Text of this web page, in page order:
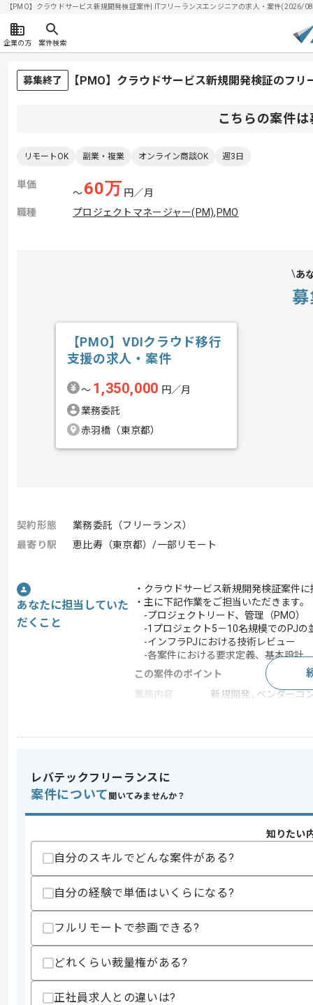
【PMO】クラウドサービス新規開発検証案件| ITフリーランスエンジニアの求人・案件(2026/
企業の方 案件検索
募集終了 【PMO】クラウドサービス新規開発検証のフリ
こちらの案件
リモートOK 副業・複業 オンライン商談OK 週3日
単価
〜60万 円／月
職種
プロジェクトマネージャー(PM), PMO
あ
【PMO】VDIクラウド移行
支援の求人・案件
〜 1,350,000 円／月
業務委託
赤羽橋（東京都）
契約形態
業務委託（フリーランス）
最寄り駅
恵比寿（東京都）/一部リモート
あなたに担当していた
だくこと
・クラウドサービス新規開発検証案件
・主に下記作業をご担当いただきます。
-プロジェクトリード、管理（PMO）
-1プロジェクト5－10名規模でのPJの
-インフラPJにおける技術レビュー
-各案件における要求定義、基本設計
この案件のポイント
業務内容
新規開発 , ベンダーコ
スキル
求めるスキル
・PMO実務経験
・インフラPJにおける全工程での実働
・インフラ技術全般に関する知見
スキルに不安がある方へ
上記に似た経験やスキルをお持ちであれば申
精算・お支払い
精算条件
有
精算基準時間
支払いサイト
レバテックフリーランスに
案件について 聞いてみませんか？
知りたい
自分のスキルでどんな案件がある?
自分の経験で単価はいくらになる?
フルリモートで参画できる?
どれくらい裁量権がある?
正社員求人との違いは?